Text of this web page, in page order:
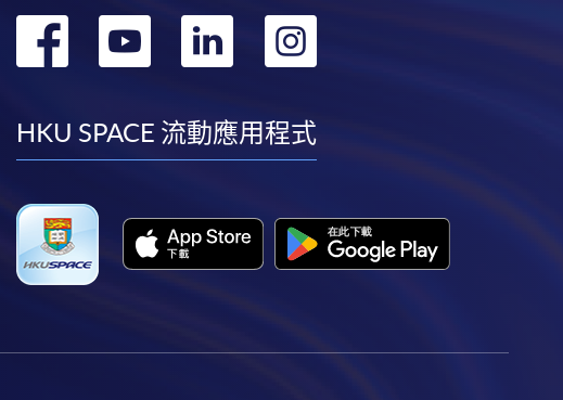
轉
facebook
轉
youtube
轉
linkedin
轉
instagram
HKU SPACE 流動應用程式